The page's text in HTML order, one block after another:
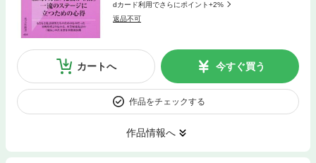
dカード利用でさらにポイント+2%
返品不可
カートへ 今すぐ買う
作品をチェックする
作品情報へ